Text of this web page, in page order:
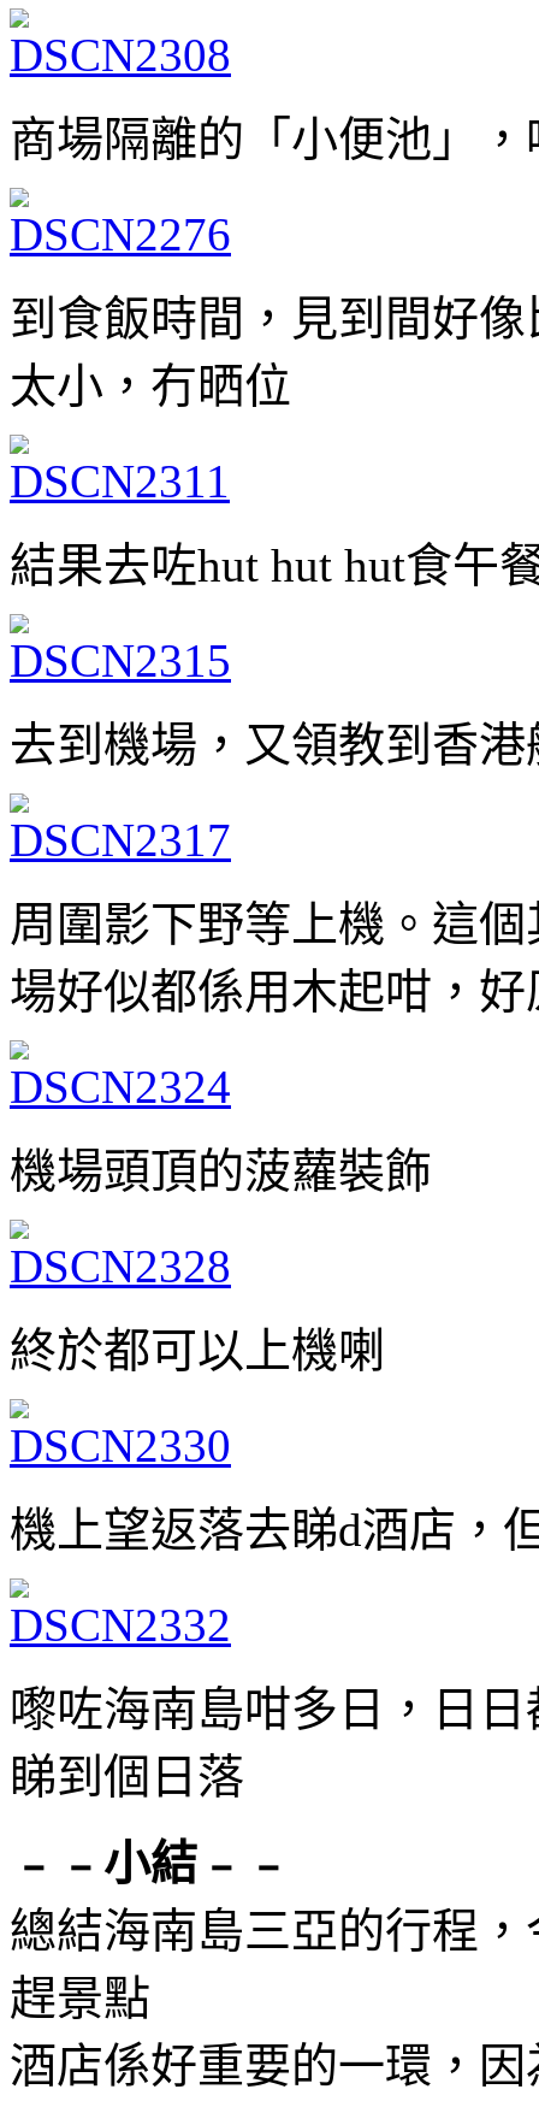
商場隔離的「小便池」
到食飯時間，見到間好
太小，冇晒位
結果去咗hut hut hut食午
去到機場，又領教到香
周圍影下野等上機。這
場好似都係用木起咁，好
機場頭頂的菠蘿裝飾
終於都可以上機喇
機上望返落去睇d酒店，
嚟咗海南島咁多日，日
睇到個日落
﹣﹣小結﹣﹣
總結海南島三亞的行程
趕景點
酒店係好重要的一環，